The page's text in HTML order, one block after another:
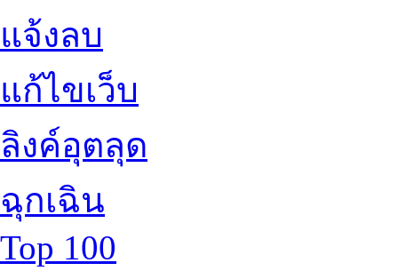
แจ้งลบ
แก้ไขเว็บ
ลิงค์อุตลุด
ฉุกเฉิน
Top 100